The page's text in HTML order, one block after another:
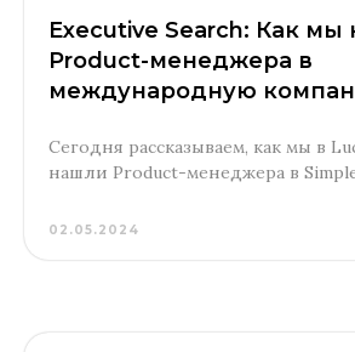
Executive Search: Как
Product-менеджера в
международную
Сегодня рассказываем, как мы в
нашли Product-менеджера в
02.05.2024